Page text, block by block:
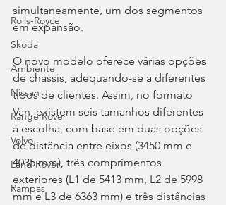
Rolls-Royce
Skoda
Ambiente
Nissan
Range Rover
Volvo
Land Rover
Rampas
simultaneamente, um dos segmentos
em expansão.
O novo modelo oferece várias opções
de chassis, adequando-se a diferentes
tipos de clientes. Assim, no formato
Van, existem seis tamanhos diferentes
à escolha, com base em duas opções
de distância entre eixos (3450 mm e
4035 mm), três comprimentos
exteriores (L1 de 5413 mm, L2 de 5998
mm e L3 de 6363 mm) e três distâncias